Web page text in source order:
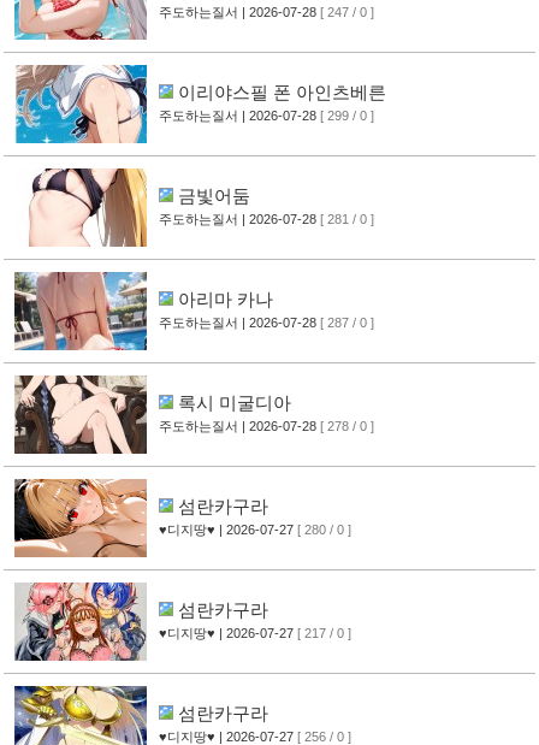
주도하는질서 | 2026-07-28 [ 247 / 0 ]
이리야스필 폰 아인츠베른
주도하는질서 | 2026-07-28 [ 299 / 0 ]
금빛어둠
주도하는질서 | 2026-07-28 [ 281 / 0 ]
아리마 카나
주도하는질서 | 2026-07-28 [ 287 / 0 ]
록시 미굴디아
주도하는질서 | 2026-07-28 [ 278 / 0 ]
섬란카구라
♥디지땅♥ | 2026-07-27 [ 280 / 0 ]
섬란카구라
♥디지땅♥ | 2026-07-27 [ 217 / 0 ]
섬란카구라
♥디지땅♥ | 2026-07-27 [ 256 / 0 ]